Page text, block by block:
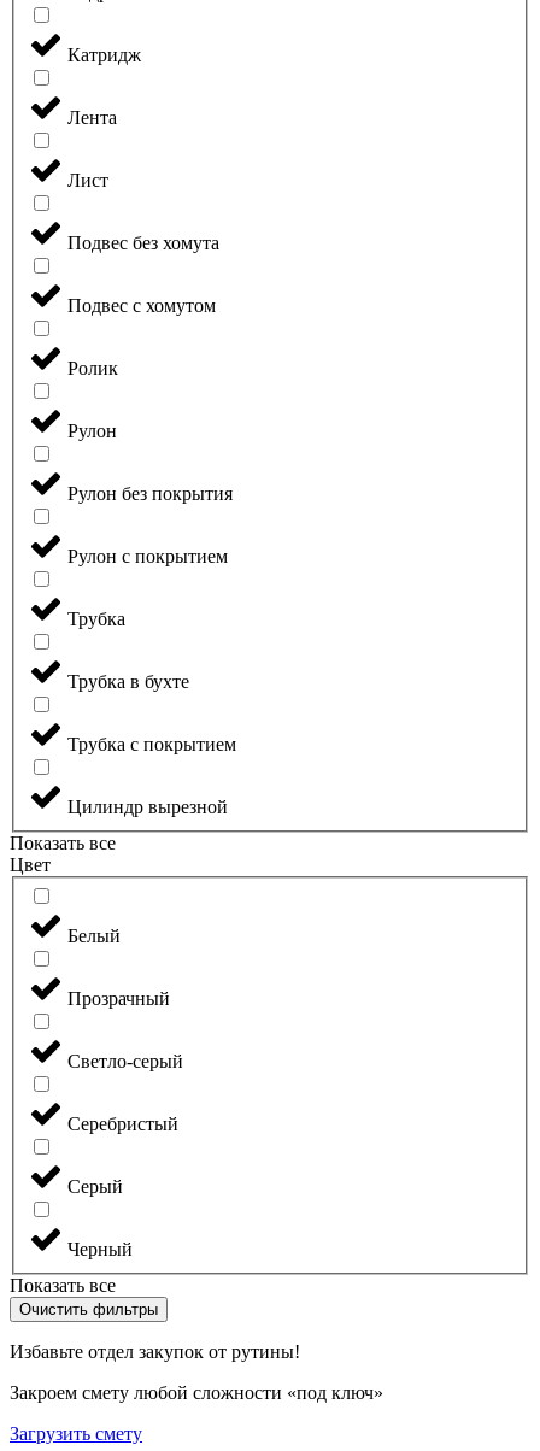
Катридж
Лента
Лист
Подвес без хомута
Подвес с хомутом
Ролик
Рулон
Рулон без покрытия
Рулон с покрытием
Трубка
Трубка в бухте
Трубка с покрытием
Цилиндр вырезной
Показать все
Цвет
Белый
Прозрачный
Светло-серый
Серебристый
Серый
Черный
Показать все
Очистить фильтры
Избавьте отдел закупок от рутины!
Закроем смету любой сложности «под ключ»
Загрузить смету